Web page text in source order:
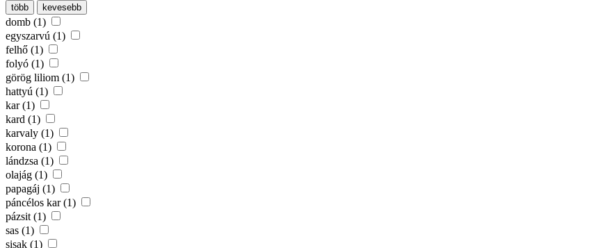
több kevesebb
domb (1)
egyszarvú (1)
felhő (1)
folyó (1)
görög liliom (1)
hattyú (1)
kar (1)
kard (1)
karvaly (1)
korona (1)
lándzsa (1)
olajág (1)
papagáj (1)
páncélos kar (1)
pázsit (1)
sas (1)
sisak (1)